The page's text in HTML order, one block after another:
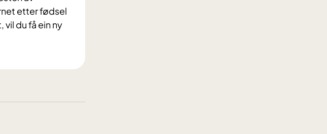
etter fødsel
du få ein ny